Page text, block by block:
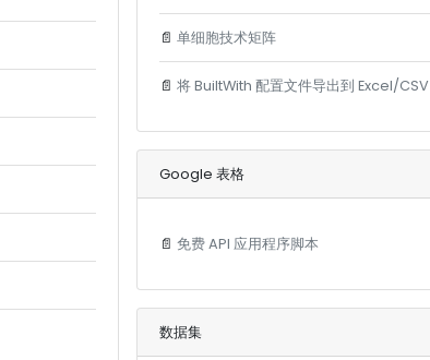
📄 单细胞技术矩阵
📄 将 BuiltWith 配置文件导出到 Excel/CSV
Google 表格
📄 免费 API 应用程序脚本
数据集